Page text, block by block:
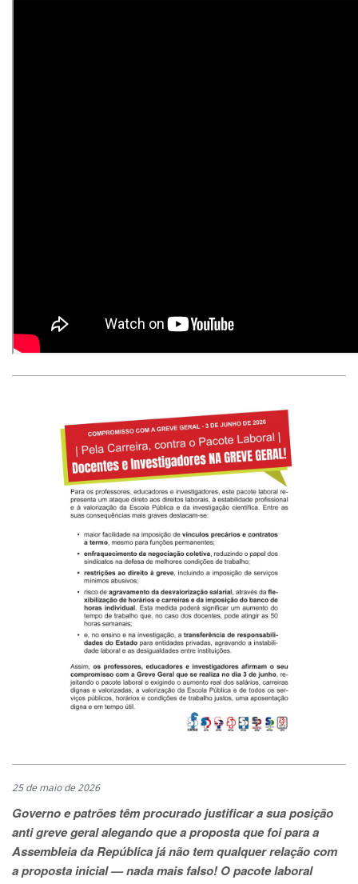
25 de maio de 2026
Governo e patrões têm procurado justificar a sua posição
anti greve geral alegando que a proposta que foi para a
Assembleia da República já não tem qualquer relação com
a proposta inicial — nada mais falso! O pacote laboral